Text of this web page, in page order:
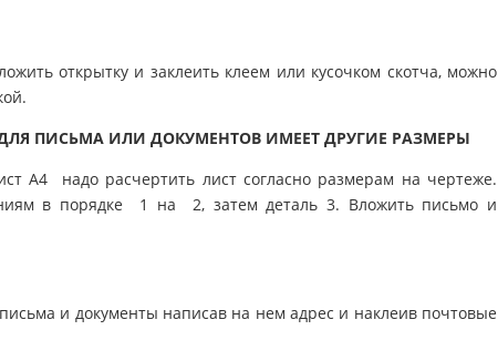
открытку и заклеить клеем или кусочком скотча, можно
ПИСЬМА ИЛИ ДОКУМЕНТОВ ИМЕЕТ ДРУГИЕ РАЗМЕРЫ
А4 надо расчертить лист согласно размерам на чертеже.
в порядке 1 на 2, затем деталь 3. Вложить письмо и
и документы написав на нем адрес и наклеив почтовые